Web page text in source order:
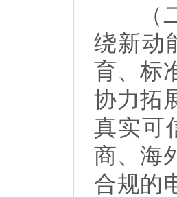
（二
绕新动
育、标
协力拓
真实可
商、海
合规的